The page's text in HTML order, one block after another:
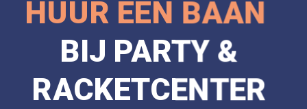
HUUR EEN BAAN
BIJ PARTY &
RACKETCENTER